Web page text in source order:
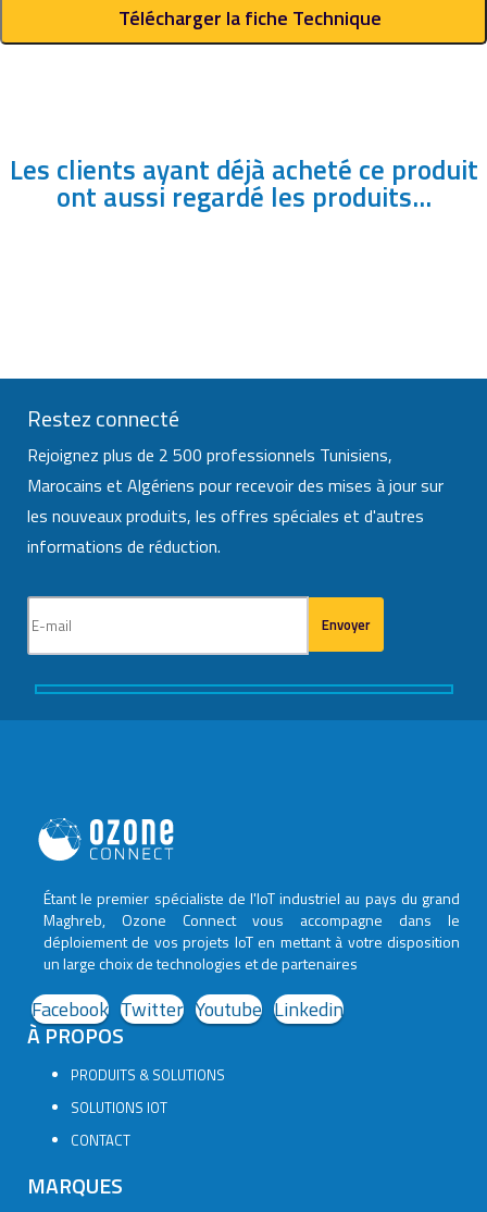
Télécharger la fiche Technique
Les clients ayant déjà acheté ce produit
ont aussi regardé les produits...
Restez connecté
Rejoignez plus de 2 500 professionnels Tunisiens,
Marocains et Algériens pour recevoir des mises à jour sur
les nouveaux produits, les offres spéciales et d'autres
informations de réduction.
Étant le premier spécialiste de l'IoT industriel au pays du grand
Maghreb, Ozone Connect vous accompagne dans le
déploiement de vos projets IoT en mettant à votre disposition
un large choix de technologies et de partenaires
Facebook Twitter Youtube Linkedin
À PROPOS
PRODUITS & SOLUTIONS
SOLUTIONS IOT
CONTACT
MARQUES